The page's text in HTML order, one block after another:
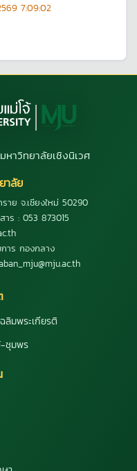
7:09:02
หาวิทยาลัยเชิงนิเวศ
าลัย
าย จ.เชียงใหม่ 50290
ร : 053 873015
าร กองกลาง
ลิมพระเกียรติ
-ชุมพร